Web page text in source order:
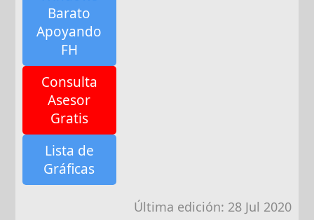
Barato
Apoyando
FH
Consulta
Asesor
Gratis
Lista de
Gráficas
Última edición: 28 Jul 2020